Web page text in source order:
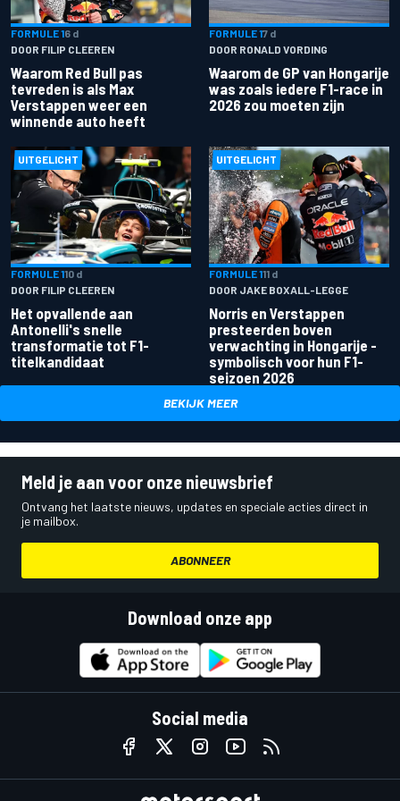
FORMULE 16 d
DOOR FILIP CLEEREN
Waarom Red Bull pas
tevreden is als Max
Verstappen weer een
winnende auto heeft
FORMULE 17 d
DOOR RONALD VORDING
Waarom de GP van Hongarije
was zoals iedere F1-race in
2026 zou moeten zijn
UITGELICHT
FORMULE 110 d
DOOR FILIP CLEEREN
Het opvallende aan
Antonelli's snelle
transformatie tot F1-
titelkandidaat
UITGELICHT
FORMULE 111 d
DOOR JAKE BOXALL-LEGGE
Norris en Verstappen
presteerden boven
verwachting in Hongarije -
symbolisch voor hun F1-
seizoen 2026
BEKIJK MEER
Meld je aan voor onze nieuwsbrief
Ontvang het laatste nieuws, updates en speciale acties direct in
je mailbox.
ABONNEER
Download onze app
Social media